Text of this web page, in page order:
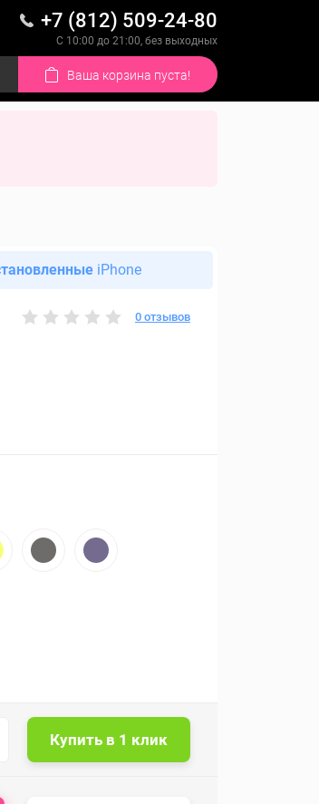
+7 (812) 509-24-80
С 10:00 до 21:00, без выходных
Ваша корзина пуста!
iPhone
0 отзывов